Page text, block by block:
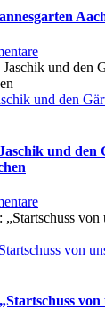
und den
und den
von